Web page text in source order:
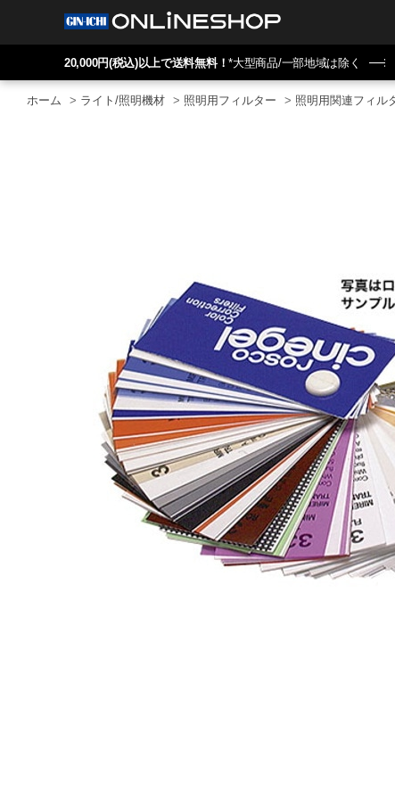
20,000円(税込)以上で送料無料！*大型商品/一部地域は除く
ホーム > ライト/照明機材 > 照明用フィルター > 照明用関連フィル